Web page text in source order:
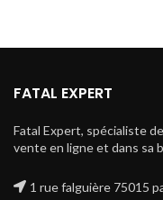
FATAL EXPERT
Fatal Expert, spécialiste
vente en ligne et dans sa
1 rue falguière 75015